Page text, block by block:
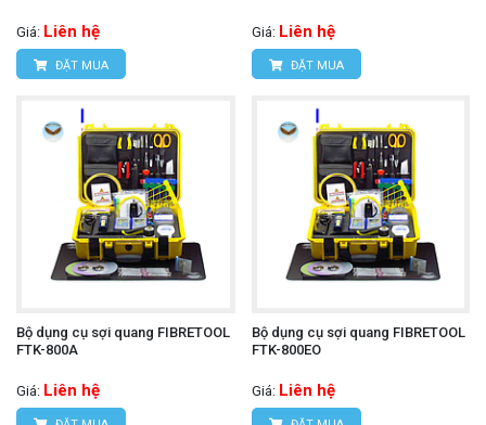
Giá: Liên hệ
ĐẶT MUA
Giá: Liên hệ
ĐẶT MUA
Bộ dụng cụ sợi quang FIBRETOOL
FTK-800A
Giá: Liên hệ
Bộ dụng cụ sợi quang FIBRETOOL
FTK-800EO
Giá: Liên hệ